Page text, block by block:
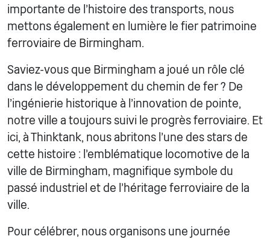
importante de l'histoire des transports, nous
mettons également en lumière le fier patrimoine
ferroviaire de Birmingham.
Saviez-vous que Birmingham a joué un rôle clé
dans le développement du chemin de fer ? De
l'ingénierie historique à l'innovation de pointe,
notre ville a toujours suivi le progrès ferroviaire. Et
ici, à Thinktank, nous abritons l'une des stars de
cette histoire : l'emblématique locomotive de la
ville de Birmingham, magnifique symbole du
passé industriel et de l'héritage ferroviaire de la
ville.
Pour célébrer, nous organisons une journée